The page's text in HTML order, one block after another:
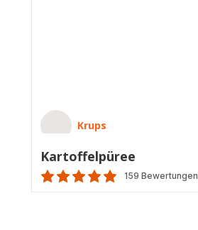
Krups
Kartoffelpüree
ratings.4.8
159 Bewertungen